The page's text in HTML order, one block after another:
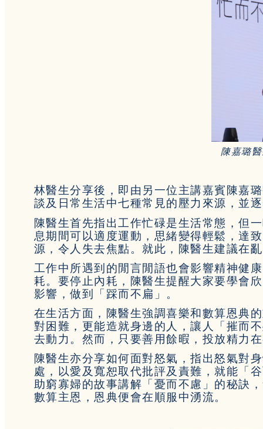
陳嘉璐
林醫生分享後，即由另一位主講嘉賓陳嘉
談及日常生活中七種常見的壓力來源，並
陳醫生首先指出工作忙碌是生活常態，但
息期間可以適度運動，思緒變得輕鬆，達
源，令人失去焦點。就此，陳醫生建議在
工作中所遇到的閒言閒語也會影響精神健
耗。要停止內耗，陳醫生提醒大家要學會
影響，做到「踩而不扁」。
在生活方面，陳醫生強調喜樂和數算恩典
對困難，更能造就身邊的人，讓人「摧而
去動力。然而，只要善用餘暇，投放精力
陳醫生亦分享如何面對怒氣，指出怒氣對
處，以愛及寬恕取代批評及責難，就能「
助窮寡婦的故事講解「憂而不慮」的秘訣
數算主恩，恩典便會在順服中湧流。